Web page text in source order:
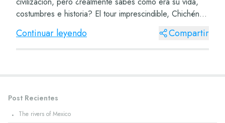
costumbres e historia? El tour imprescindible, Chichén
Itzá, perfecto para que comiences el pr...
Continuar leyendo Compartir
Post Recientes
· The rivers of Mexico